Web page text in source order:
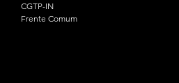
CGTP-IN
Frente Comum